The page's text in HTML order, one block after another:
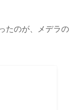
たのが、メデラの